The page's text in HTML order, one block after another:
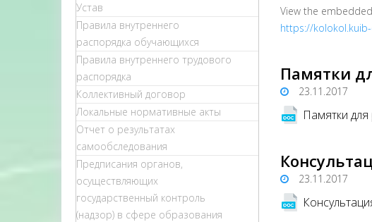
Устав
Правила внутреннего
распорядка обучающихся
Правила внутреннего трудового
распорядка
Коллективный договор
Локальные нормативные акты
Отчет о результатах
самообследования
Предписания органов,
осуществляющих
государственный контроль
(надзор) в сфере образования
View the
https://
Памятки
23.11.2017
Памятки
23.11.2017